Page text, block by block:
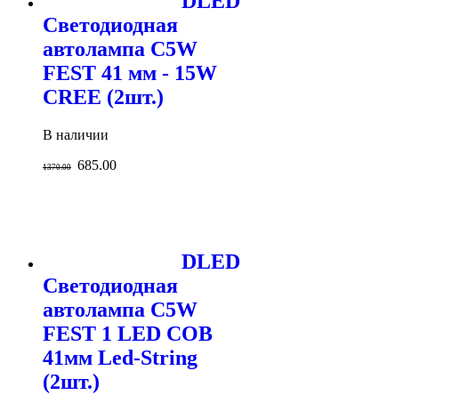
Светодиодная
автолампа C5W
FEST 41 мм - 15W
CREE (2шт.)
В наличии
1370.00 685.00
DLED
Светодиодная
автолампа C5W
FEST 1 LED COB
41мм Led-String
(2шт.)